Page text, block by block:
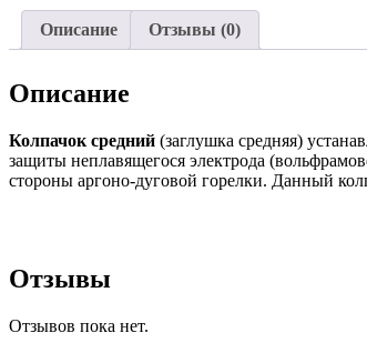
Описание Отзывы (0)
Описание
Колпачок средний (заглушка средняя)
защиты неплавящегося электрода
стороны аргоно-дуговой горелки. Данный
Отзывы
Отзывов пока нет.